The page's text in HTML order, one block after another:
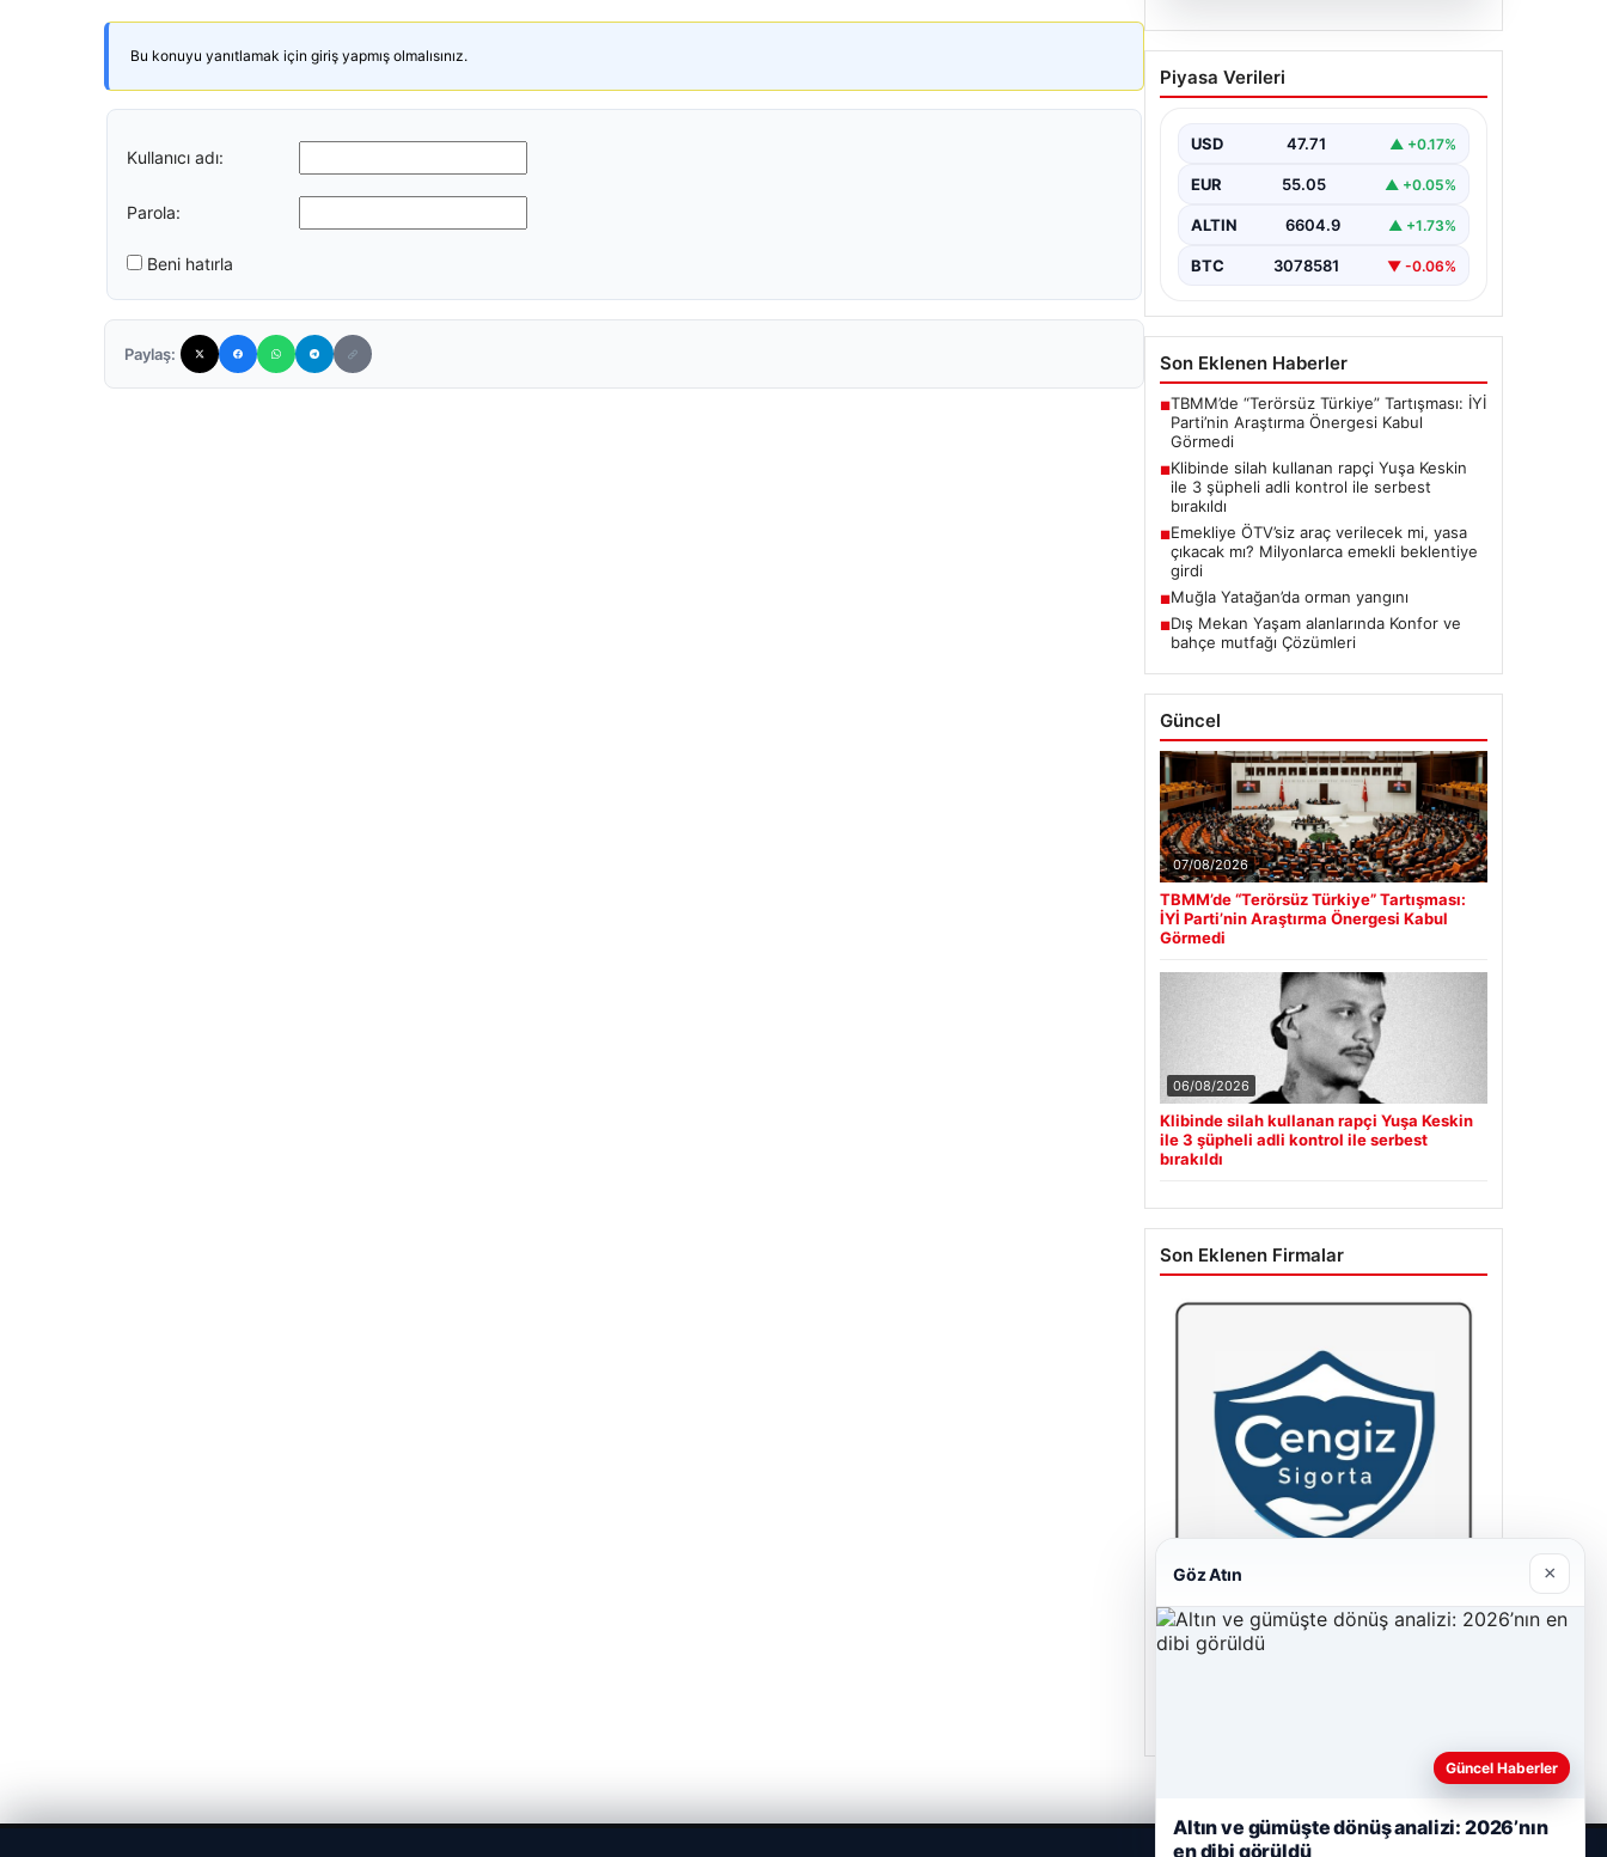
Bu konuyu yanıtlamak için giriş yapmış olmalısınız.
Kullanıcı adı:
Parola:
Beni hatırla
Paylaş:
06.08.2026
Klibinde silah kullanan
rapçi Yuşa Keskin ile 3
serbest bırakıldı
Piyasa Verileri
USD 47.71 ▲ +0.17%
EUR 55.05 ▲ +0.05%
ALTIN 6604.9 ▲ +1.73%
BTC 3078581 ▼ -0.06%
Son Eklenen Haberler
■TBMM’de “Terörsüz Türkiye” Tartışması: İYİ
Parti’nin Araştırma Önergesi Kabul
Görmedi
■Klibinde silah kullanan rapçi Yuşa Keskin
ile 3 şüpheli adli kontrol ile serbest
bırakıldı
■Emekliye ÖTV’siz araç verilecek mi, yasa
çıkacak mı? Milyonlarca emekli beklentiye
girdi
■Muğla Yatağan’da orman yangını
■Dış Mekan Yaşam alanlarında Konfor ve
bahçe mutfağı Çözümleri
Güncel
07/08/2026
TBMM’de “Terörsüz Türkiye” Tartışması:
İYİ Parti’nin Araştırma Önergesi Kabul
Görmedi
06/08/2026
Klibinde silah kullanan rapçi Yuşa Keskin
ile 3 şüpheli adli kontrol ile serbest
bırakıldı
Son Eklenen Firmalar
Cengiz Sigorta
Göz Atın ×
Güncel Haberler
Altın ve gümüşte dönüş analizi: 2026’nın
en dibi görüldü